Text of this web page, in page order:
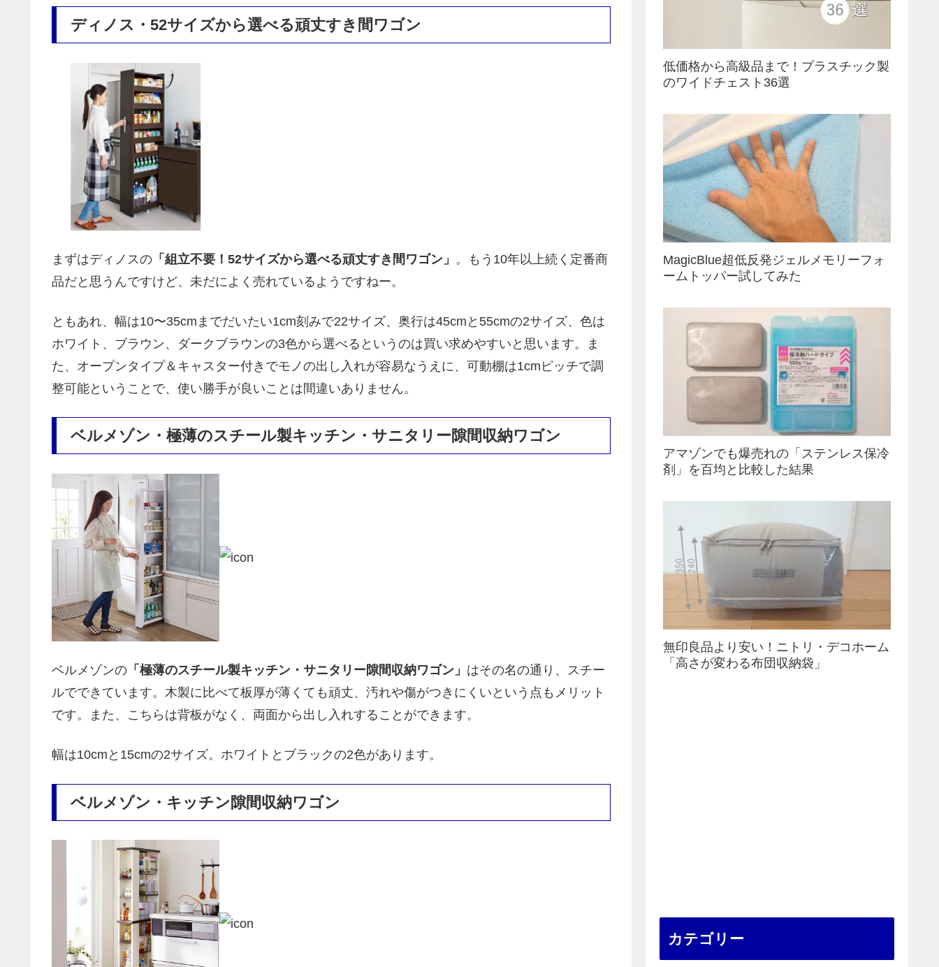
ディノス・52サイズから選べる頑丈すき間ワゴン
まずはディノスの 「組立不要！52サイズから選べる頑丈すき間ワゴン」 。もう10年以上続く定番商
品だと思うんですけど、未だによく売れているようですねー。
ともあれ、幅は10〜35cmまでだいたい1cm刻みで22サイズ、奥行は45cmと55cmの2サイズ、色は
ホワイト、ブラウン、ダークブラウンの3色から選べるというのは買い求めやすいと思います。ま
た、オープンタイプ＆キャスター付きでモノの出し入れが容易なうえに、可動棚は1cmピッチで調
整可能ということで、使い勝手が良いことは間違いありません。
ベルメゾン・極薄のスチール製キッチン・サニタリー隙間収納ワゴン
ベルメゾンの 「極薄のスチール製キッチン・サニタリー隙間収納ワゴン」 はその名の通り、スチー
ルでできています。木製に比べて板厚が薄くても頑丈、汚れや傷がつきにくいという点もメリット
です。また、こちらは背板がなく、両面から出し入れすることができます。
幅は10cmと15cmの2サイズ。ホワイトとブラックの2色があります。
ベルメゾン・キッチン隙間収納ワゴン
低価格から高級品まで！プラスチック製
のワイドチェスト36選
MagicBlue超低反発ジェルメモリーフォ
ームトッパー試してみた
アマゾンでも爆売れの「ステンレス保冷
剤」を百均と比較した結果
無印良品より安い！ニトリ・デコホーム
「高さが変わる布団収納袋」
カテゴリー